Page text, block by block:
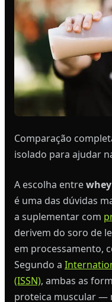
Comparação
isolado para ajudar
A escolha entre
é uma das dúvidas
a suplementar com
derivem do soro de
em processamento,
Segundo a
(ISSN), ambas as
proteica muscular —